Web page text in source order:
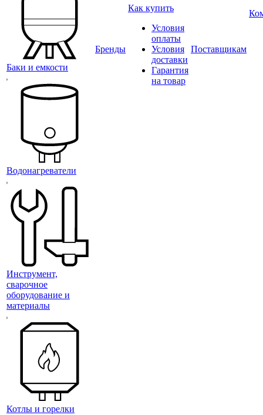
Баки и емкости
Водонагреватели
Инструмент,
сварочное
оборудование и
материалы
Котлы и горелки
Бренды
Как купить
Условия
оплаты
Условия
доставки
Гарантия
на товар
Поставщикам